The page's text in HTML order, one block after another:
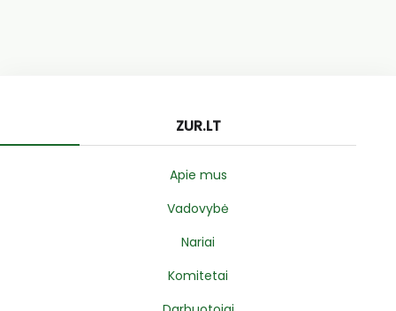
ZUR.LT
Apie mus
Vadovybė
Nariai
Komitetai